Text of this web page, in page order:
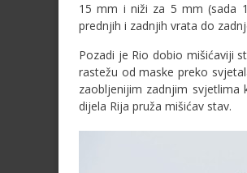
15 mm i niži za 5 mm (sada
prednjih i zadnjih vrata do
Pozadi je Rio dobio mišićaviji
rastežu od maske preko
zaobljenijim zadnjim svjetlima
dijela Rija pruža mišićav stav.